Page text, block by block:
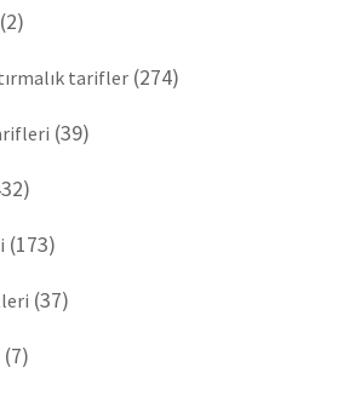
(2)
tarifler (274)
(39)
(173)
(37)
(7)